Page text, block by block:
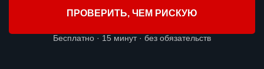
ПРОВЕРИТЬ, ЧЕМ РИСКУЮ
Бесплатно · 15 минут · без обязательств